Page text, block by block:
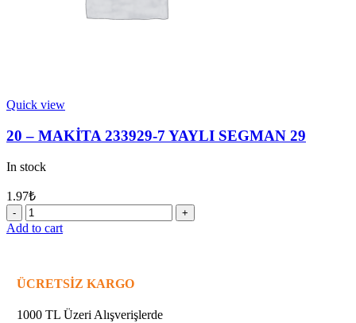
Quick view
20 – MAKİTA 233929-7 YAYLI SEGMAN 29
In stock
1.97₺
20
-
YAYLI
29
Add to cart
ÜCRETSİZ KARGO
1000 TL Üzeri Alışverişlerde